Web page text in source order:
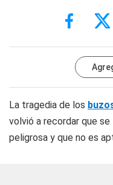
La tragedia de los
volvió a recordar que
peligrosa y que no es